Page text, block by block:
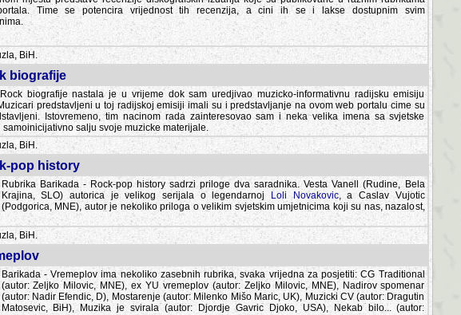
Time se potencira vrijednost tih recenzija, a cini ih se i lakse dostupnim svim
BiH.
biografije
biografije nastala je u vrijeme dok sam uredjivao muzicko-informativnu radijsku emisiju
predstavljeni u toj radijskoj emisiji imali su i predstavljanje na ovom web portalu cime su
Istovremeno, tim nacinom rada zainteresovao sam i neka velika imena sa svjetske
salju svoje muzicke materijale.
BiH.
pop history
Rubrika Barikada - Rock-pop history sadrzi priloge dva saradnika. Vesta Vanell (Rudine, Bela
Krajina, SLO) autorica je velikog serijala o legendarnoj
Loli Novakovic, a Caslav Vujotic
(Podgorica, MNE), autor je nekoliko priloga o velikim svjetskim umjetnicima koji su nas, nazalost,
BiH.
Barikada - Vremeplov ima nekoliko zasebnih rubrika, svaka vrijedna za posjetiti: CG Traditional
(autor: Zeljko Milovic, MNE), ex YU vremeplov (autor: Zeljko Milovic, MNE), Nadirov spomenar
(autor: Nadir Efendic, D), Mostarenje (autor: Milenko Mišo Maric, UK), Muzicki CV (autor: Dragutin
Matosevic, BiH), Muzika je svirala (autor: Djordje Gavric Djoko, USA), Nekab bilo... (autor: